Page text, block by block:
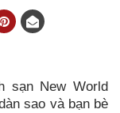
sạn New World
sao và bạn bè